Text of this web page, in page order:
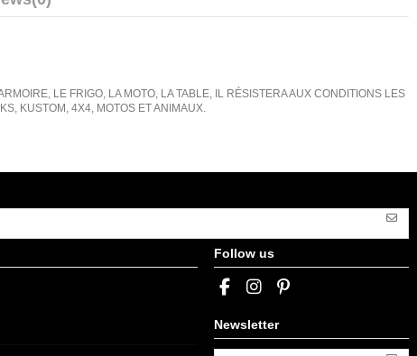
LE FRIGO, LA MOTO, LA TABLE, IL RÉSISTERA AUX CONDITIONS LES
KUSTOM, 4X4, MOTOS ET ANIMAUX.
Follow us
Newsletter